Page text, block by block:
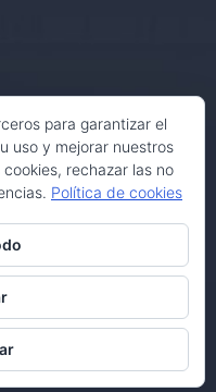
para garantizar el
uso y mejorar nuestros
rechazar las no
Política de cookies